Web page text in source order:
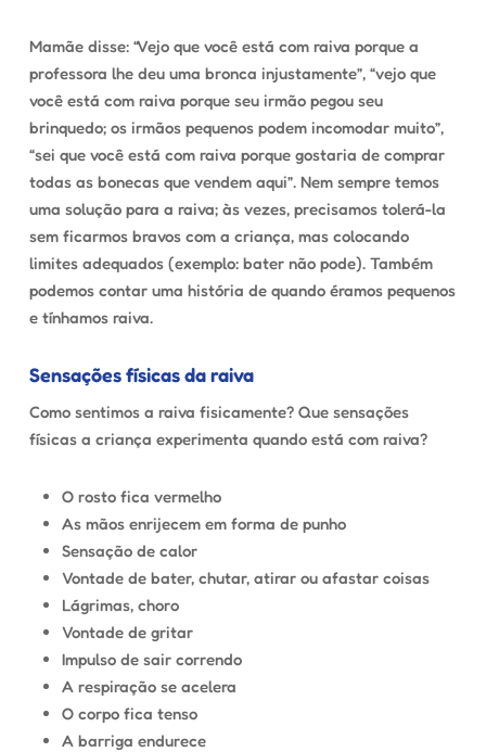
Mamãe disse: “Vejo que você está com raiva porque a
professora lhe deu uma bronca injustamente”, “vejo que
você está com raiva porque seu irmão pegou seu
brinquedo; os irmãos pequenos podem incomodar muito”,
“sei que você está com raiva porque gostaria de comprar
todas as bonecas que vendem aqui”. Nem sempre temos
uma solução para a raiva; às vezes, precisamos tolerá-la
sem ficarmos bravos com a criança, mas colocando
limites adequados (exemplo: bater não pode). Também
podemos contar uma história de quando éramos pequenos
e tínhamos raiva.
Sensações físicas da raiva
Como sentimos a raiva fisicamente? Que sensações
físicas a criança experimenta quando está com raiva?
O rosto fica vermelho
As mãos enrijecem em forma de punho
Sensação de calor
Vontade de bater, chutar, atirar ou afastar coisas
Lágrimas, choro
Vontade de gritar
Impulso de sair correndo
A respiração se acelera
O corpo fica tenso
A barriga endurece